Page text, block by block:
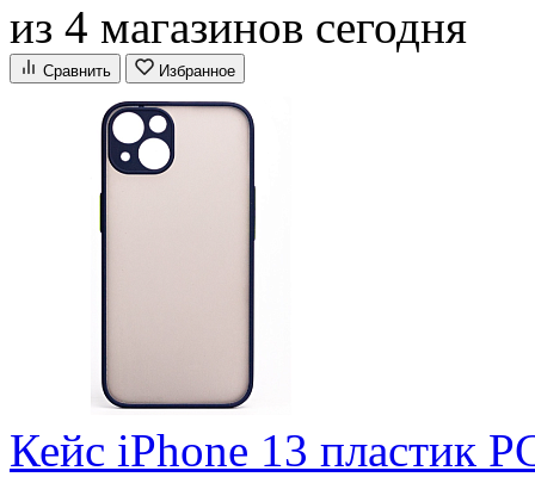
из 4 магазинов сегодня
Сравнить Избранное
Кейс iPhone 13 пластик